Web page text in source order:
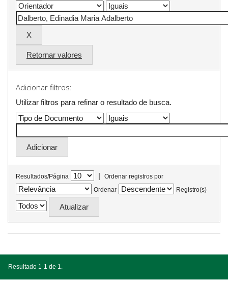
Retornar valores
Adicionar filtros:
Utilizar filtros para refinar o resultado de busca.
Resultados/Página |
Ordenar registros por
Ordenar
Registro(s)
Resultado 1-1 de 1.